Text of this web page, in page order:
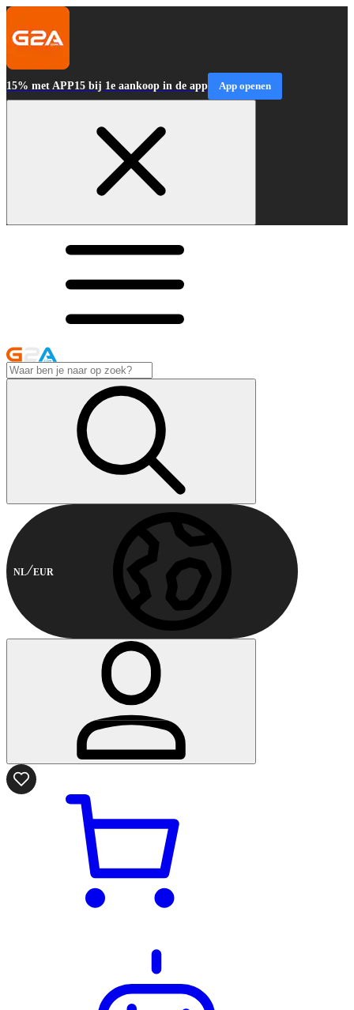
15% met APP15 bij 1e aankoop in de app App openen
NL EUR